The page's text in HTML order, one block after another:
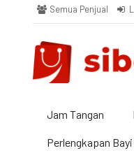
Semua Penjual
Jam Tangan
Perlengkapan Bayi